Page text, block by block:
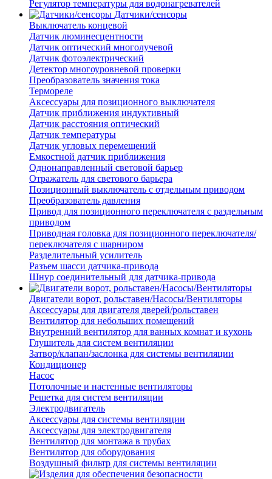
Регулятор температуры для водонагревателей
Датчики/сенсоры
Выключатель концевой
Датчик люминесцентности
Датчик оптический многолучевой
Датчик фотоэлектрический
Детектор многоуровневой проверки
Преобразователь значения тока
Термореле
Аксессуары для позиционного выключателя
Датчик приближения индуктивный
Датчик расстояния оптический
Датчик температуры
Датчик угловых перемещений
Емкостной датчик приближения
Однонаправленный световой барьер
Отражатель для светового барьера
Позиционный выключатель с отдельным приводом
Преобразователь давления
Привод для позиционного переключателя с раздельным
приводом
Приводная головка для позиционного переключателя/
переключателя с шарниром
Разделительный усилитель
Разъем шасси датчика-привода
Шнур соединительный для датчика-привода
Двигатели ворот, рольставен/Насосы/Вентиляторы
Аксессуары для двигателя дверей/рольставен
Вентилятор для небольших помещений
Внутренний вентилятор для ванных комнат и кухонь
Глушитель для систем вентиляции
Затвор/клапан/заслонка для системы вентиляции
Кондиционер
Насос
Потолочные и настенные вентиляторы
Решетка для систем вентиляции
Электродвигатель
Аксессуары для системы вентиляции
Аксессуары для электродвигателя
Вентилятор для монтажа в трубах
Вентилятор для оборудования
Воздушный фильтр для системы вентиляции